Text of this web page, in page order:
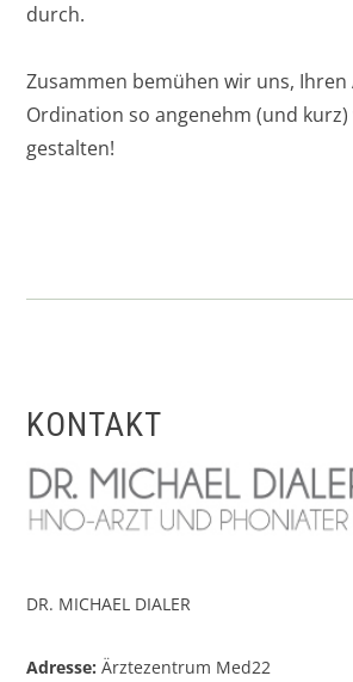
durch.
Zusammen bemühen wir uns,
Ordination so angenehm (und
gestalten!
KONTAKT
DR. MICHAEL DIALER
Adresse: Ärztezentrum Med22